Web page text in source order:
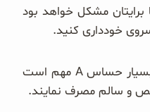
برایتان مشکل خواهد بود
خودداری کنید.
ولی برای دارندگان گروه خون بسیار حساس A مهم است
و سالم مصرف نمایند.